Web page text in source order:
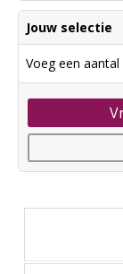
Jouw selectie
Voeg een aantal